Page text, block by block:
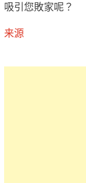
吸引您敗家呢？
来源